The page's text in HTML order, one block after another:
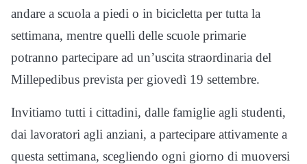
andare a scuola a piedi o in bicicletta per tutta la
settimana, mentre quelli delle scuole primarie
potranno partecipare ad un’uscita straordinaria del
Millepedibus prevista per giovedì 19 settembre.
Invitiamo tutti i cittadini, dalle famiglie agli studenti,
dai lavoratori agli anziani, a partecipare attivamente a
questa settimana, scegliendo ogni giorno di muoversi